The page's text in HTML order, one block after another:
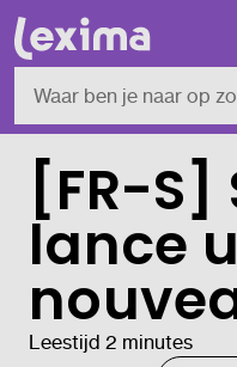
[FR-S]
lance
Leestijd 2 minutes